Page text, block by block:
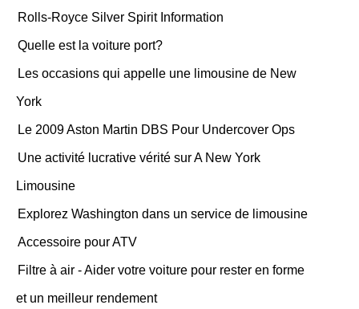
Rolls-Royce Silver Spirit Information
Quelle est la voiture port?
Les occasions qui appelle une limousine de New
York
Le 2009 Aston Martin DBS Pour Undercover Ops
Une activité lucrative vérité sur A New York
Limousine
Explorez Washington dans un service de limousine
Accessoire pour ATV
Filtre à air - Aider votre voiture pour rester en forme
et un meilleur rendement